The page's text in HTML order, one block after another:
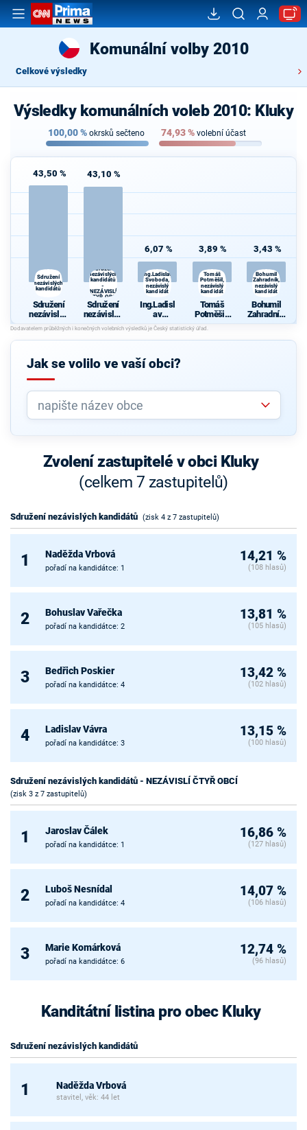
Komunální volby 2010
Celkové výsledky
Výsledky komunálních voleb 2010: Kluky
100,00% okrsků sečteno 74,93% volební účast
43,50 %
Sdružení
nezávislých
kandidátů
Sdružení
nezávislýc
h
kandidátů
43,10 %
Sdružení
nezávislých
kandidátů
-
NEZÁVISLÍ
ČTYŘ OBCÍ
Sdružení
nezávislýc
kandidátů
-
Í ČTYŘ
6,07 %
Ing.Ladislav
Svoboda,
nezávislý
kandidát
Ing.Ladisl
av
Svoboda,
nezávislý
kandidát
3,89 %
Tomáš
Potměšil,
nezávislý
kandidát
Tomáš
Potměšil,
nezávislý
kandidát
3,43 %
Bohumil
Zahradník,
nezávislý
kandidát
Bohumil
Zahradník,
nezávislý
Jak se volilo ve vaší obci?
Zvolení zastupitelé v obci Kluky
(celkem 7 zastupitelů)
Sdružení nezávislých kandidátů (zisk 4 z 7 zastupitelů)
1 Naděžda Vrbová
pořadí na kandidátce: 1
14,21 %
(108 hlasů)
2 Bohuslav Vařečka
pořadí na kandidátce: 2
13,81 %
(105 hlasů)
3 Bedřich Poskier
pořadí na kandidátce: 4
13,42 %
(102 hlasů)
4 Ladislav Vávra
pořadí na kandidátce: 3
13,15 %
(100 hlasů)
Sdružení nezávislých kandidátů - NEZÁVISLÍ ČTYŘ OBCÍ
(zisk 3 z 7 zastupitelů)
1 Jaroslav Čálek
pořadí na kandidátce: 1
16,86 %
(127 hlasů)
2 Luboš Nesnídal
pořadí na kandidátce: 4
14,07 %
(106 hlasů)
3 Marie Komárková
pořadí na kandidátce: 6
12,74 %
(96 hlasů)
Kanditátní listina pro obec Kluky
Sdružení nezávislých kandidátů
1 Naděžda Vrbová
stavitel, věk: 44 let